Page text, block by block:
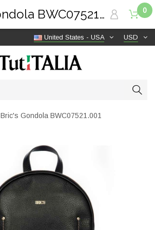
USD
United States - USA
0
Bric's Gondola BWC07521.001
Bric's Gondola BWC07521.001 | TutITALIA